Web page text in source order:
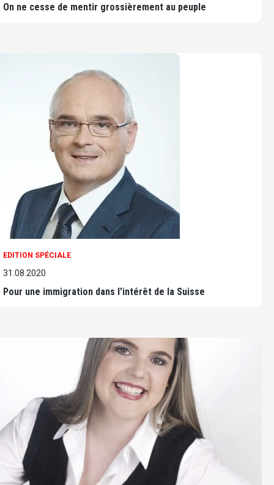
On ne cesse de mentir grossièrement au peuple
EDITION SPÉCIALE
31.08.2020
Pour une immigration dans l'intérêt de la Suisse